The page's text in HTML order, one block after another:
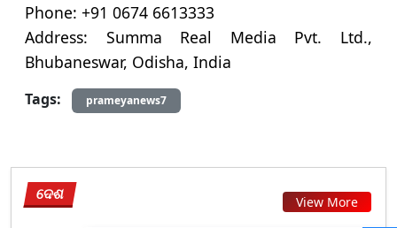
Phone: +91 0674 6613333
Address: Summa Real Media Pvt. Ltd.,
Bhubaneswar, Odisha, India
Tags: prameyanews7
ଦେଶ View More